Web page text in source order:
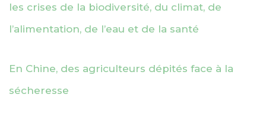
les crises de la biodiversité, du climat, de
l’alimentation, de l’eau et de la santé
En Chine, des agriculteurs dépités face à la
sécheresse